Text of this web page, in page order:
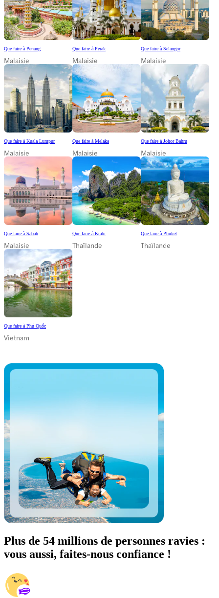
Que faire à Penang
Malaisie
Que faire à Perak
Malaisie
Que faire à Selangor
Malaisie
Que faire à Kuala Lumpur
Malaisie
Que faire à Melaka
Malaisie
Que faire à Johor Bahru
Malaisie
Que faire à Sabah
Malaisie
Que faire à Krabi
Thaïlande
Que faire à Phuket
Thaïlande
Que faire à Phú Quốc
Vietnam
Plus de 54 millions de personnes ravies :
vous aussi, faites-nous confiance !